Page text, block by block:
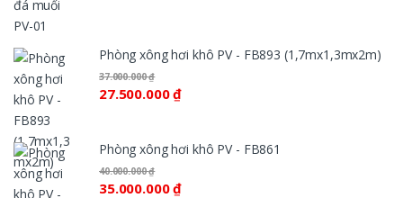
Phòng xông hơi khô PV - FB893 (1,7mx1,3mx2m)
27.500.000₫
37.000.000₫
Phòng xông hơi khô PV - FB861
35.000.000₫
40.000.000₫